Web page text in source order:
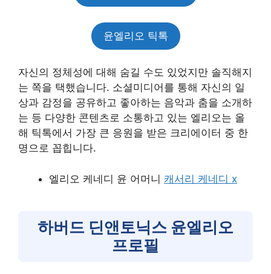
윤엘리오 틱톡
자신의 정체성에 대해 숨길 수도 있었지만 솔직해지
는 쪽을 택했습니다. 소셜미디어를 통해 자신의 일
상과 감정을 공유하고 좋아하는 음악과 춤을 소개하
는 등 다양한 콘텐츠로 소통하고 있는 엘리오는 올
해 틱톡에서 가장 큰 응원을 받은 크리에이터 중 한
명으로 꼽힙니다.
엘리오 케네디 윤 어머니 캐서리 케네디 x
하버드 딘앤토닉스 윤엘리오
프로필